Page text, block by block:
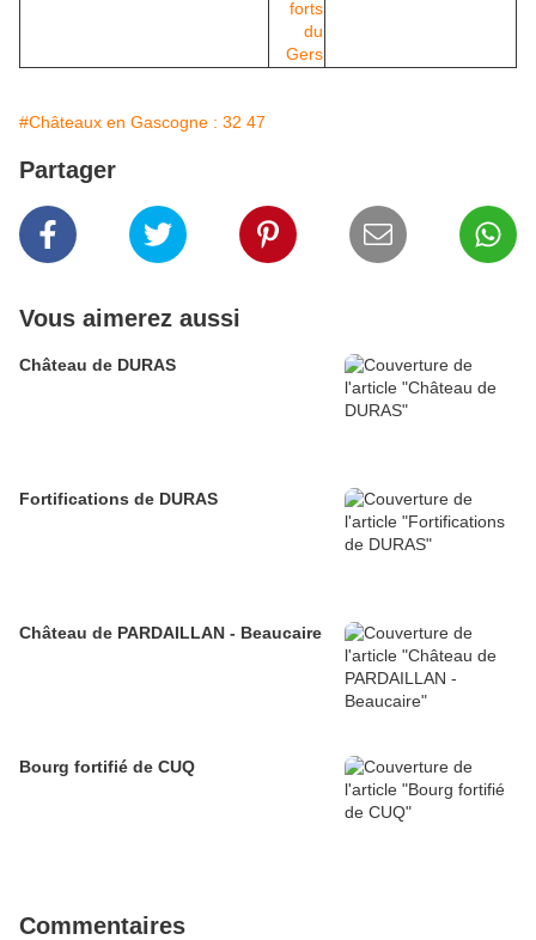
#Châteaux en Gascogne : 32 47
Partager
Vous aimerez aussi
Château de DURAS
Fortifications de DURAS
Château de PARDAILLAN - Beaucaire
Bourg fortifié de CUQ
Commentaires